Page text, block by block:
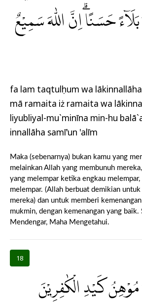
حَسَنًاۗ اِنَّ اللّٰهَ سَمِيْعٌ
fa lam taqtulụhum wa
mā ramaita iż ramaita wa
liyubliyal-mu`minīna min-hu
innallāha samī'un 'alīm
Maka (sebenarnya) bukan kamu yang
melainkan Allah yang membunuh
yang melempar ketika engkau
melempar. (Allah berbuat demikian untuk
mereka) dan untuk memberi
mukmin, dengan kemenangan yang baik.
Mendengar, Maha Mengetahui.
18
مُوْهِنُ كَيْدِ الْكٰفِرِيْنَ